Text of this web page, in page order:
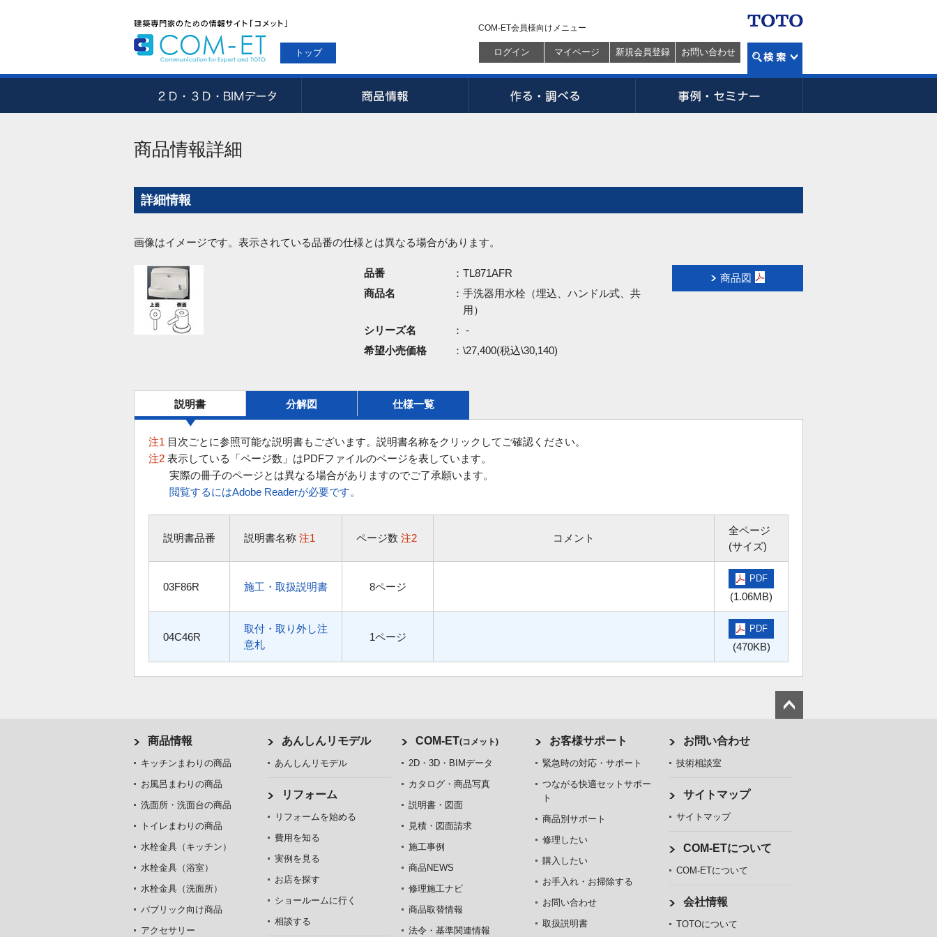
トップ
COM-ET会員様向けメニュー
ログイン マイページ 新規会員登録 お問い合わせ
商品情報詳細
詳細情報
画像はイメージです。表示されている品番の仕様とは異なる場合があります。
品番
：TL871AFR
商品名
：手洗器用水栓（埋込、ハンドル式、共
用）
シリーズ名
： -
希望小売価格
：\27,400(税込\30,140)
商品図
説明書 分解図 仕様一覧
注1 目次ごとに参照可能な説明書もございます。説明書名称をクリックしてご確認ください。
注2 表示している「ページ数」はPDFファイルのページを表しています。
実際の冊子のページとは異なる場合がありますのでご了承願います。
閲覧するにはAdobe Readerが必要です。
説明書品番 説明書名称 注1 ページ数 注2 コメント
全ページ
(サイズ)
03F86R 施工・取扱説明書 8ページ
PDF
(1.06MB)
04C46R
取付・取り外し注
意札
1ページ
PDF
(470KB)
商品情報
キッチンまわりの商品
お風呂まわりの商品
洗面所・洗面台の商品
トイレまわりの商品
水栓金具（キッチン）
水栓金具（浴室）
水栓金具（洗面所）
パブリック向け商品
アクセサリー
あんしんリモデル
あんしんリモデル
リフォーム
リフォームを始める
費用を知る
実例を見る
お店を探す
ショールームに行く
相談する
COM-ET(コメット)
2D・3D・BIMデータ
カタログ・商品写真
説明書・図面
見積・図面請求
施工事例
商品NEWS
修理施工ナビ
商品取替情報
法令・基準関連情報
お客様サポート
緊急時の対応・サポート
つながる快適セットサポー
ト
商品別サポート
修理したい
購入したい
お手入れ・お掃除する
お問い合わせ
取扱説明書
お問い合わせ
技術相談室
サイトマップ
サイトマップ
COM-ETについて
COM-ETについて
会社情報
TOTOについて